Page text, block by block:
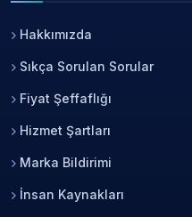
Hakkımızda
Sıkça Sorulan Sorular
Fiyat Şeffaflığı
Hizmet Şartları
Marka Bildirimi
İnsan Kaynakları